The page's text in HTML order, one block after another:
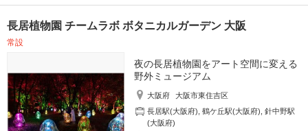
長居植物園 チームラボ ボタニカルガーデン 大阪
常設
夜の長居植物園をアート空間に変える
野外ミュージアム
大阪府
大阪市東住吉区
長居駅(大阪府) ,鶴ケ丘駅(大阪府) ,針中野駅
(大阪府)